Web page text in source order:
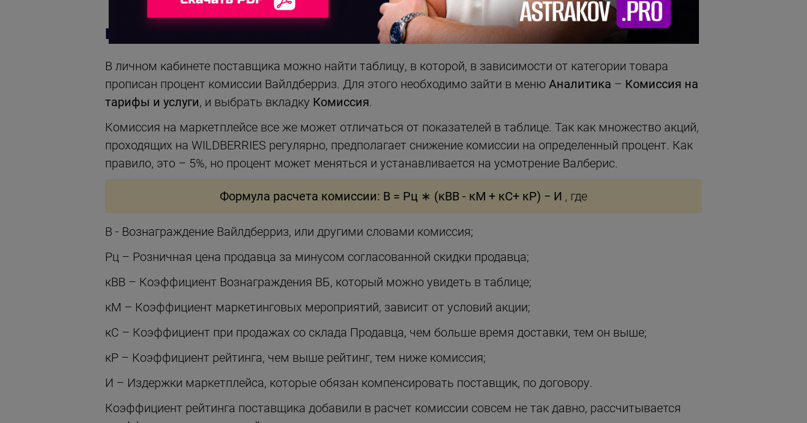
ГДЕ ПОСМОТРЕТЬ КОМИССИЮ WILDBERRIES?
В личном кабинете поставщика можно найти таблицу, в которой, в зависимости от категории товара
прописан процент комиссии Вайлдберриз. Для этого необходимо зайти в меню Аналитика – Комиссия на
тарифы и услуги, и выбрать вкладку Комиссия.
Комиссия на маркетплейсе все же может отличаться от показателей в таблице. Так как множество акций,
проходящих на WILDBERRIES регулярно, предполагает снижение комиссии на определенный процент. Как
правило, это – 5%, но процент может меняться и устанавливается на усмотрение Валберис.
Формула расчета комиссии: В = Рц ∗ (кВВ - кМ + кС+ кР) − И , где
В - Вознаграждение Вайлдберриз, или другими словами комиссия;
Рц – Розничная цена продавца за минусом согласованной скидки продавца;
кВВ – Коэффициент Вознаграждения ВБ, который можно увидеть в таблице;
кМ – Коэффициент маркетинговых мероприятий, зависит от условий акции;
кС – Коэффициент при продажах со склада Продавца, чем больше время доставки, тем он выше;
кР – Коэффициент рейтинга, чем выше рейтинг, тем ниже комиссия;
И – Издержки маркетплейса, которые обязан компенсировать поставщик, по договору.
Коэффициент рейтинга поставщика добавили в расчет комиссии совсем не так давно, рассчитывается